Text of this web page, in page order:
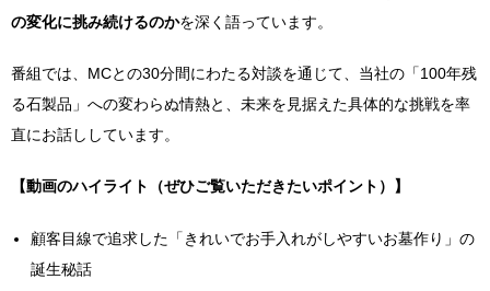
の変化に挑み続けるのかを深く語っています。
番組では、MCとの30分間にわたる対談を通じて、当社の「100年残
る石製品」への変わらぬ情熱と、未来を見据えた具体的な挑戦を率
直にお話ししています。
【動画のハイライト（ぜひご覧いただきたいポイント）】
顧客目線で追求した「きれいでお手入れがしやすいお墓作り」の
誕生秘話